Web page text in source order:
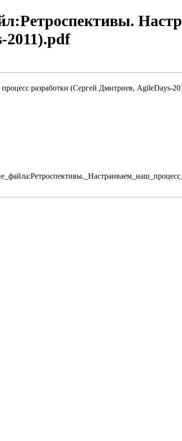
2011).pdf
разработки (Сергей Дмитриев, AgileDays-